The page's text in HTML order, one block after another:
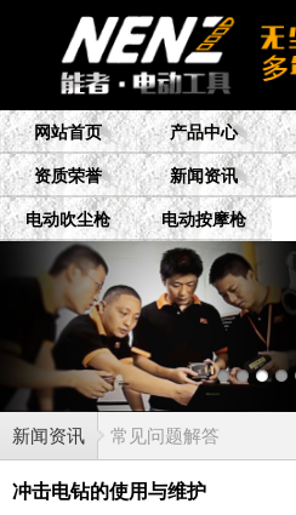
网站首页 产品中心
资质荣誉 新闻资讯
电动吹尘枪 电动按摩枪
新闻资讯 常见问题解答
冲击电钻的使用与维护